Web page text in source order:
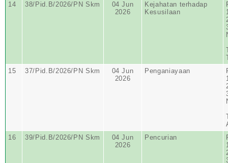
14
38/Pid.B/2026/PN Skm
04 Jun
2026
Kejahatan terhadap
Kesusilaan
15
37/Pid.B/2026/PN Skm
04 Jun
2026
Penganiayaan
16
39/Pid.B/2026/PN Skm
04 Jun
2026
Pencurian